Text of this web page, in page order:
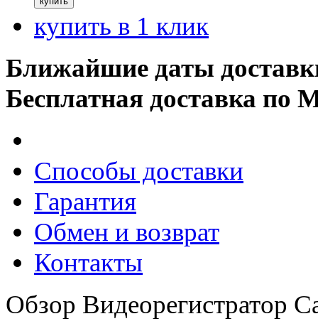
купить в 1 клик
Ближайшие даты
Бесплатная доставка по
Способы доставки
Гарантия
Обмен и возврат
Контакты
Обзор Видеорегистратор